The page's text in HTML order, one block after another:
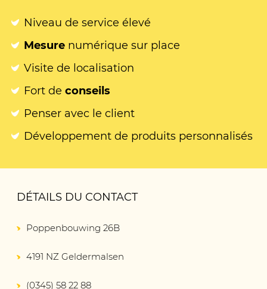
Niveau de service élevé
Mesure numérique sur place
Visite de localisation
Fort de conseils
Penser avec le client
Développement de produits personnalisés
DÉTAILS DU CONTACT
Poppenbouwing 26B
4191 NZ Geldermalsen
(0345) 58 22 88